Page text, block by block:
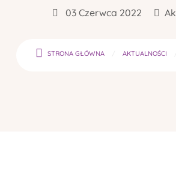
03 Czerwca 2022
STRONA GŁÓWNA AKTUALNOŚCI